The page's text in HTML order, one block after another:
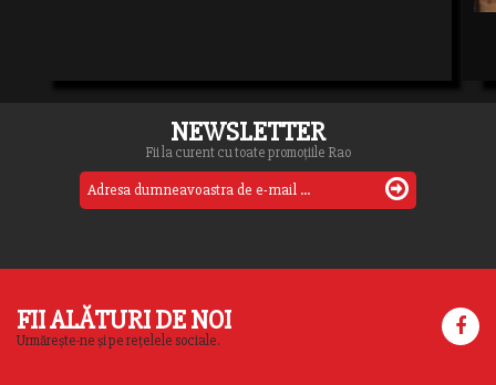
NEWSLETTER
Fii la curent cu toate promoțiile Rao
FII ALĂTURI DE NOI
Urmărește-ne și pe rețelele sociale.